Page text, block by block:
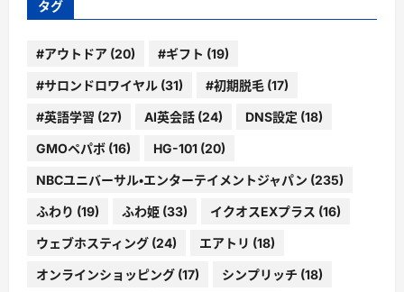
タグ
#アウトドア (20) #ギフト (19)
#サロンドロワイヤル (31) #初期脱毛 (17)
#英語学習 (27) AI英会話 (24) DNS設定 (18)
GMOペパボ (16) HG-101 (20)
NBCユニバーサル・エンターテイメントジャパン (235)
ふわり (19) ふわ姫 (33) イクオスEXプラス (16)
ウェブホスティング (24) エアトリ (18)
オンラインショッピング (17) シンプリッチ (18)